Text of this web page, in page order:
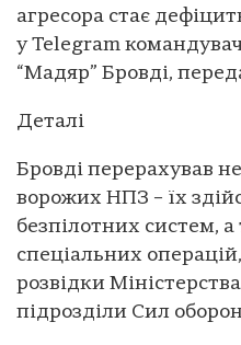
агресора стає
у Telegram
“Мадяр” Бровді,
Деталі
Бровді перерахував
ворожих НПЗ – їх
безпілотних систем,
спеціальних
розвідки
підрозділи Сил